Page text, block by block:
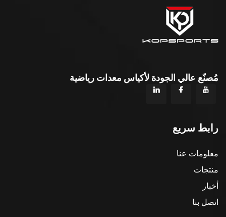
مُصنّع عالي الجودة لأكياس معدات رياضية
رابط سريع
معلومات عنا
منتجات
أخبار
اتصل بنا